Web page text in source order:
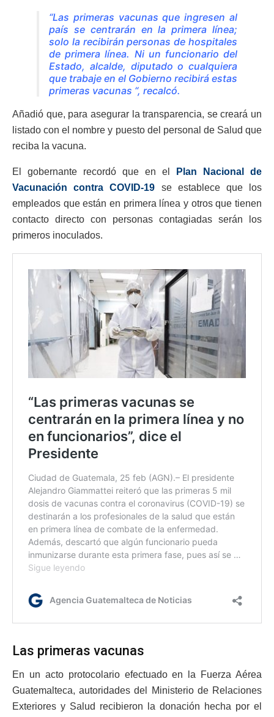
“Las primeras vacunas que ingresen al
país se centrarán en la primera línea;
solo la recibirán personas de hospitales
de primera línea. Ni un funcionario del
Estado, alcalde, diputado o cualquiera
que trabaje en el Gobierno recibirá estas
primeras vacunas “, recalcó.
Añadió que, para asegurar la transparencia, se creará un
listado con el nombre y puesto del personal de Salud que
reciba la vacuna.
El gobernante recordó que en el
Plan Nacional de
Vacunación contra COVID-19 se establece que los
empleados que están en primera línea y otros que tienen
contacto directo con personas contagiadas serán los
primeros inoculados.
Las primeras vacunas
En un acto protocolario efectuado en la Fuerza Aérea
Guatemalteca, autoridades del Ministerio de Relaciones
Exteriores y Salud recibieron la donación hecha por el